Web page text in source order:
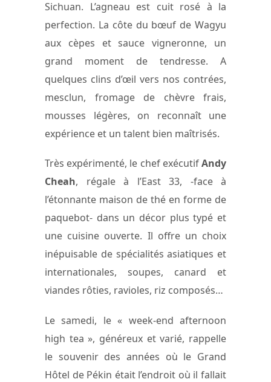
Sichuan. L’agneau est cuit rosé à la
perfection. La côte du bœuf de Wagyu
aux cèpes et sauce vigneronne, un
grand moment de tendresse. A
quelques clins d’œil vers nos contrées,
mesclun, fromage de chèvre frais,
mousses légères, on reconnaît une
expérience et un talent bien maîtrisés.
Très expérimenté, le chef exécutifAndy
Cheah, régale à l’East 33, -face à
l’étonnante maison de thé en forme de
paquebot- dans un décor plus typé et
une cuisine ouverte. Il offre un choix
inépuisable de spécialités asiatiques et
internationales, soupes, canard et
viandes rôties, ravioles, riz composés…
Le samedi, le « week-end afternoon
high tea », généreux et varié, rappelle
le souvenir des années où le Grand
Hôtel de Pékin était l’endroit où il fallait